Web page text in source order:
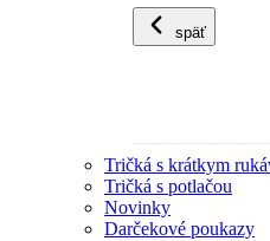
späť
Tričká s krátkym
Tričká s potlačou
Novinky
Darčekové poukazy